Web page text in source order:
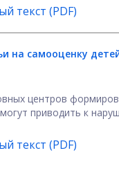
текст (PDF)
на самооценку
центров
приводить к
текст (PDF)